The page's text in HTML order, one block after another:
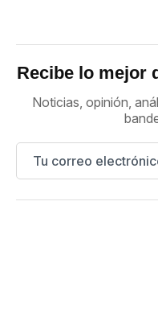
Recibe lo mejor
Noticias, opinión,